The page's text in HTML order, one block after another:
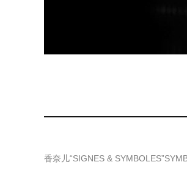
香奈儿“SIGNES &